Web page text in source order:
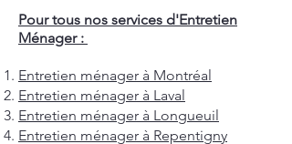
Pour tous nos services d'Entretien
Ménager :
Entretien ménager à Montréal
Entretien ménager à Laval
Entretien ménager à Longueuil
Entretien ménager à Repentigny